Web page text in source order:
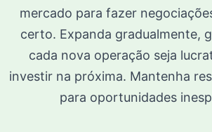
mercado para fazer
certo. Expanda gradualmente,
cada nova operação seja
investir na próxima. Mantenha
para oportunidades